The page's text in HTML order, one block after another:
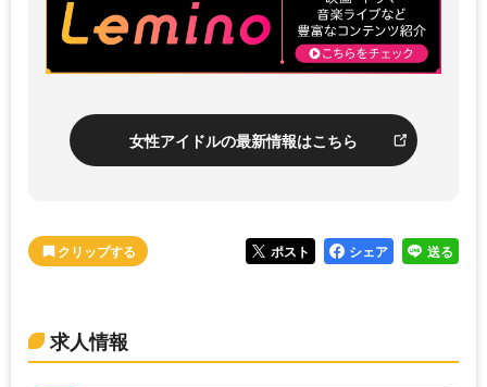
女性アイドルの最新情報はこちら
ポスト シェア 送る
求人情報